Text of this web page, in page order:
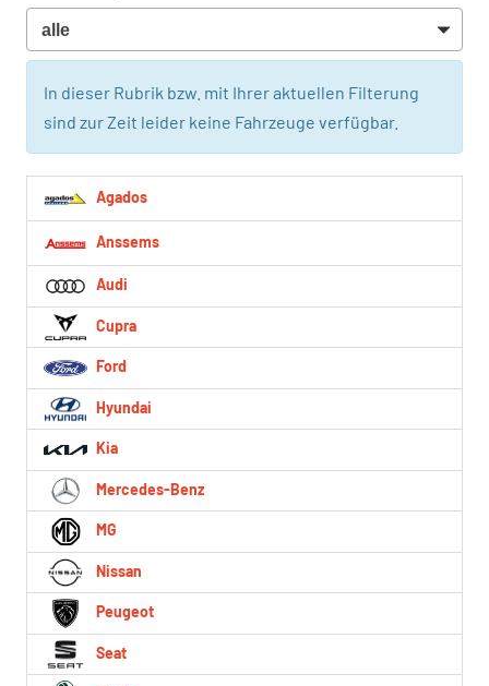
In dieser Rubrik bzw. mit Ihrer aktuellen Filterung
sind zur Zeit leider keine Fahrzeuge verfügbar.
Agados
Anssems
Audi
Cupra
Ford
Hyundai
Kia
Mercedes-Benz
MG
Nissan
Peugeot
Seat